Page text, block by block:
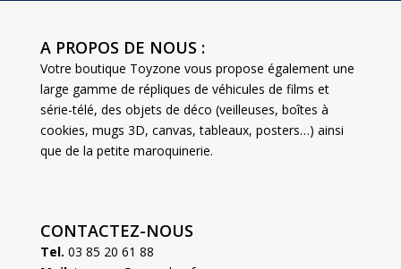
A PROPOS DE NOUS :
Votre boutique Toyzone vous propose également une
large gamme de répliques de véhicules de films et
série-télé, des objets de déco (veilleuses, boîtes à
cookies, mugs 3D, canvas, tableaux, posters…) ainsi
que de la petite maroquinerie.
CONTACTEZ-NOUS
Tel. 03 85 20 61 88